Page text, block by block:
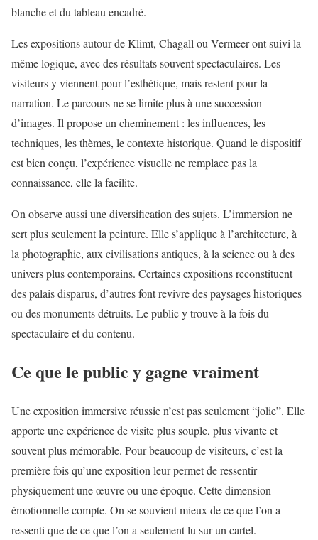
blanche et du tableau encadré.
Les expositions autour de Klimt, Chagall ou Vermeer ont suivi la
même logique, avec des résultats souvent spectaculaires. Les
visiteurs y viennent pour l’esthétique, mais restent pour la
narration. Le parcours ne se limite plus à une succession
d’images. Il propose un cheminement : les influences, les
techniques, les thèmes, le contexte historique. Quand le dispositif
est bien conçu, l’expérience visuelle ne remplace pas la
connaissance, elle la facilite.
On observe aussi une diversification des sujets. L’immersion ne
sert plus seulement la peinture. Elle s’applique à l’architecture, à
la photographie, aux civilisations antiques, à la science ou à des
univers plus contemporains. Certaines expositions reconstituent
des palais disparus, d’autres font revivre des paysages historiques
ou des monuments détruits. Le public y trouve à la fois du
spectaculaire et du contenu.
Ce que le public y gagne vraiment
Une exposition immersive réussie n’est pas seulement “jolie”. Elle
apporte une expérience de visite plus souple, plus vivante et
souvent plus mémorable. Pour beaucoup de visiteurs, c’est la
première fois qu’une exposition leur permet de ressentir
physiquement une œuvre ou une époque. Cette dimension
émotionnelle compte. On se souvient mieux de ce que l’on a
ressenti que de ce que l’on a seulement lu sur un cartel.